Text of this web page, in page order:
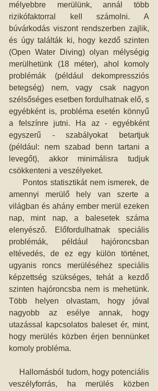
mélyebbre merülünk, annál több
rizikófaktorral kell számolni. A
búvárkodás viszont rendszerben zajlik,
és úgy találták ki, hogy kezdő szinten
(Open Water Diving) olyan mélységig
merülhetünk (18 méter), ahol komoly
problémák (például dekompressziós
betegség) nem, vagy csak nagyon
szélsőséges esetben fordulhatnak elő, s
egyébként is, probléma esetén könnyű
a felszínre jutni. Ha az - egyébként
egyszerű - szabályokat betartjuk
(például: nem szabad benn tartani a
levegőt), akkor minimálisra tudjuk
csökkenteni a veszélyeket.
amennyi merülő hely van szerte a
világban és ahány ember merül ezeken
nap, mint nap, a balesetek száma
elenyésző. Előfordulhatnak speciális
problémák, például hajóroncsban
eltévedés, de ez egy külön történet,
ugyanis roncs merüléséhez speciális
képzettség szükséges, tehát a kezdő
szinten hajóroncsba nem is mehetünk.
Több helyen olvastam, hogy jóval
nagyobb az esélye annak, hogy
utazással kapcsolatos baleset ér, mint,
hogy merülés közben érjen bennünket
komoly probléma.
veszélyforrás, ha merülés közben